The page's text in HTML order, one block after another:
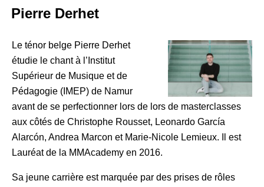
Pierre Derhet
Le ténor belge Pierre Derhet
étudie le chant à l’Institut
Supérieur de Musique et de
Pédagogie (IMEP) de Namur
avant de se perfectionner lors de lors de masterclasses
aux côtés de Christophe Rousset, Leonardo García
Alarcón, Andrea Marcon et Marie-Nicole Lemieux. Il est
Lauréat de la MMAcademy en 2016.
Sa jeune carrière est marquée par des prises de rôles